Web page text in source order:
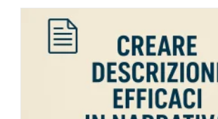
Autunno
2025
E
AI
Writing
Summit
3.0